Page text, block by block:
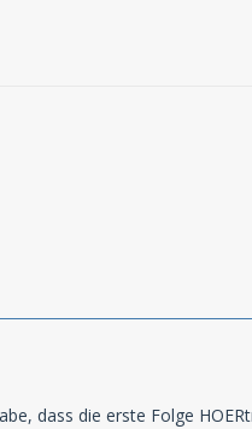
dass die erste Folge